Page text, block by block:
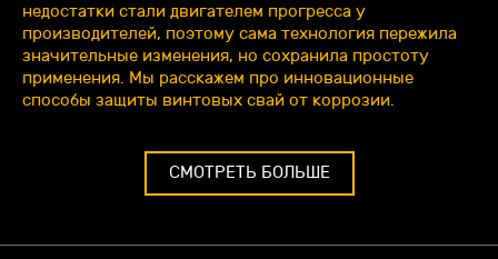
недостатки стали двигателем прогресса у
производителей, поэтому сама технология пережила
значительные изменения, но сохранила простоту
применения. Мы расскажем про инновационные
способы защиты винтовых свай от коррозии.
СМОТРЕТЬ БОЛЬШЕ